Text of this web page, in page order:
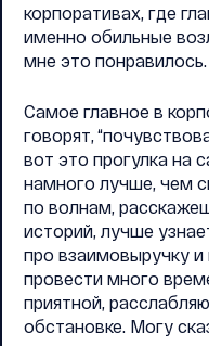
корпоративах, где
именно обильные
мне это понравилось.
Самое главное в
говорят,
вот это прогулка на
намного лучше, чем
по волнам,
историй, лучше
про взаимовыручку
провести много
приятной,
обстановке. Могу